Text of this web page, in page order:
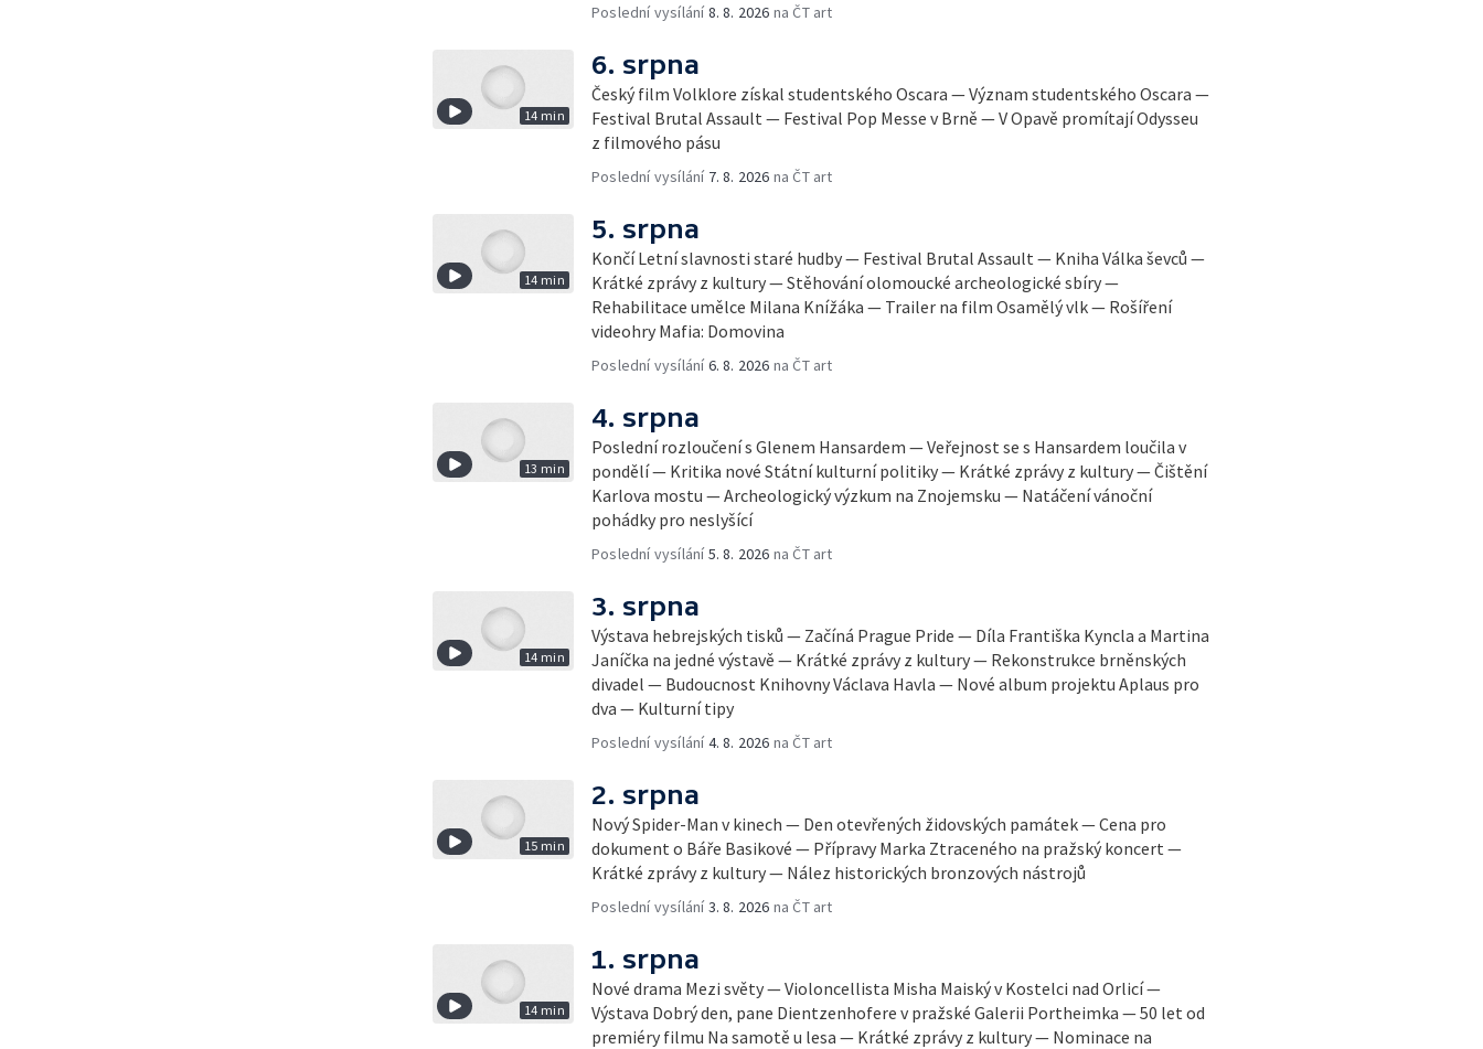
Poslední vysílání8. 8. 2026 na ČT art
14 min
6. srpna
Český film Volklore získal studentského Oscara — Význam studentského Oscara —
Festival Brutal Assault — Festival Pop Messe v Brně — V Opavě promítají Odysseu
z filmového pásu
Poslední vysílání 7. 8. 2026 na ČT art
14 min
5. srpna
Končí Letní slavnosti staré hudby — Festival Brutal Assault — Kniha Válka ševců —
Krátké zprávy z kultury — Stěhování olomoucké archeologické sbíry —
Rehabilitace umělce Milana Knížáka — Trailer na film Osamělý vlk — Rošíření
videohry Mafia: Domovina
Poslední vysílání6. 8. 2026 na ČT art
13 min
4. srpna
Poslední rozloučení s Glenem Hansardem — Veřejnost se s Hansardem loučila v
pondělí — Kritika nové Státní kulturní politiky — Krátké zprávy z kultury — Čištění
Karlova mostu — Archeologický výzkum na Znojemsku — Natáčení vánoční
pohádky pro neslyšící
Poslední vysílání5. 8. 2026 na ČT art
14 min
3. srpna
Výstava hebrejských tisků — Začíná Prague Pride — Díla Františka Kyncla a Martina
Janíčka na jedné výstavě — Krátké zprávy z kultury — Rekonstrukce brněnských
divadel — Budoucnost Knihovny Václava Havla — Nové album projektu Aplaus pro
dva — Kulturní tipy
Poslední vysílání4. 8. 2026 na ČT art
15 min
2. srpna
Nový Spider-Man v kinech — Den otevřených židovských památek — Cena pro
dokument o Báře Basikové — Přípravy Marka Ztraceného na pražský koncert —
Krátké zprávy z kultury — Nález historických bronzových nástrojů
Poslední vysílání3. 8. 2026 na ČT art
14 min
1. srpna
Nové drama Mezi světy — Violoncellista Misha Maiský v Kostelci nad Orlicí —
Výstava Dobrý den, pane Dientzenhofere v pražské Galerii Portheimka — 50 let od
premiéry filmu Na samotě u lesa — Krátké zprávy z kultury — Nominace na